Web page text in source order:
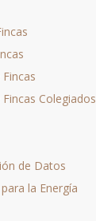
Colegiados
de Datos
la Energía